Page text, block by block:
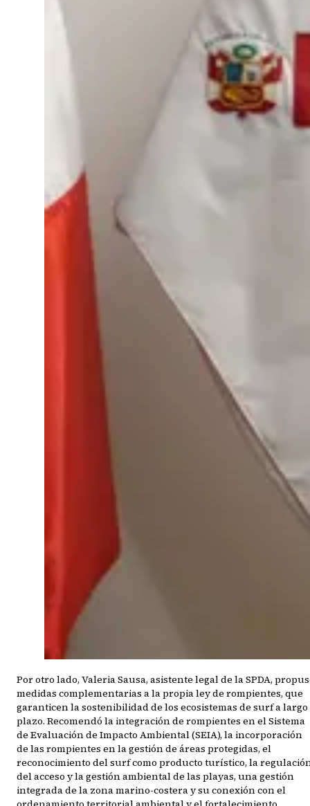
Por otro lado, Valeria Sausa, asistente legal de la SPDA,
medidas complementarias a la propia ley de rompientes, que
garanticen la sostenibilidad de los ecosistemas de surf a largo
plazo. Recomendó la integración de rompientes en el Sistema
de Evaluación de Impacto Ambiental (SEIA), la incorporación
de las rompientes en la gestión de áreas protegidas, el
reconocimiento del surf como producto turístico, la
del acceso y la gestión ambiental de las playas, una gestión
integrada de la zona marino-costera y su conexión con el